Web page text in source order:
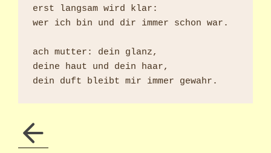
erst langsam wird klar:
wer ich bin und dir immer schon war.
ach mutter: dein glanz,
deine haut und dein haar,